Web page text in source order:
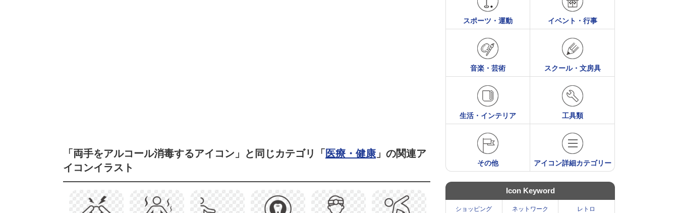
「両手をアルコール消毒するアイコン」と同じカテゴリ「 医療・健康 」の関連ア
イコンイラスト
スポーツ・運動 イベント・行事
音楽・芸術 スクール・文房具
生活・インテリア 工具類
その他 アイコン詳細カテゴリー
Icon Keyword
ショッピング ネットワーク レトロ